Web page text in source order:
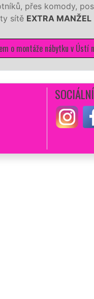
přes komody,
sítěEXTRA MANŽEL
o montáže nábytku v Ústí